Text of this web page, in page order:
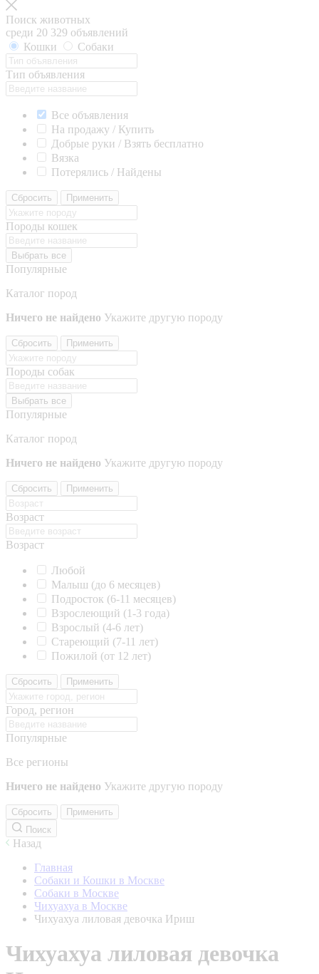
Поиск животных
среди 20 329 объявлений
Кошки
Собаки
Тип объявления
Все объявления
На продажу / Купить
Добрые руки / Взять бесплатно
Вязка
Потерялись / Найдены
Сбросить Применить
Породы кошек
Выбрать все
Популярные
Каталог пород
Ничего не найдено Укажите другую породу
Сбросить Применить
Породы собак
Выбрать все
Популярные
Каталог пород
Ничего не найдено Укажите другую породу
Сбросить Применить
Возраст
Возраст
Любой
Малыш (до 6 месяцев)
Подросток (6-11 месяцев)
Взрослеющий (1-3 года)
Взрослый (4-6 лет)
Стареющий (7-11 лет)
Пожилой (от 12 лет)
Сбросить Применить
Город, регион
Популярные
Все регионы
Ничего не найдено Укажите другую породу
Сбросить
Применить
Поиск
Назад
Главная
Собаки и Кошки в Москве
Собаки в Москве
Чихуахуа в Москве
Чихуахуа лиловая девочка Ириш
Чихуахуа лиловая девочка